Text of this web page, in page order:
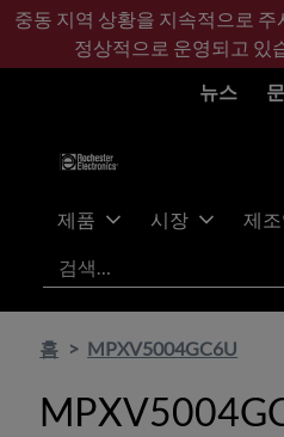
기
콘
바
글
중동 지역 상황을 지속적으로
정상적으로 운영되고 있
뉴스
제품 시장 제
검색
홈 MPXV5004GC6U